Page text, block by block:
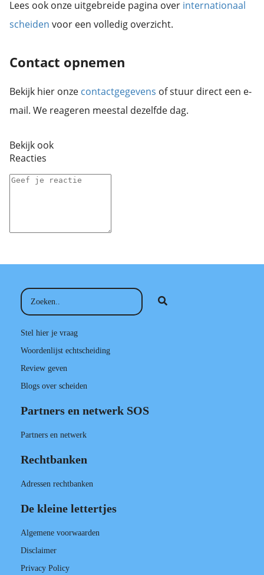
Lees ook onze uitgebreide pagina over internationaal
scheiden voor een volledig overzicht.
Contact opnemen
Bekijk hier onze contactgegevens of stuur direct een e-
mail. We reageren meestal dezelfde dag.
Bekijk ook
Reacties
Stel hier je vraag
Woordenlijst echtscheiding
Review geven
Blogs over scheiden
Partners en netwerk SOS
Partners en netwerk
Rechtbanken
Adressen rechtbanken
De kleine lettertjes
Algemene voorwaarden
Disclaimer
Privacy Policy